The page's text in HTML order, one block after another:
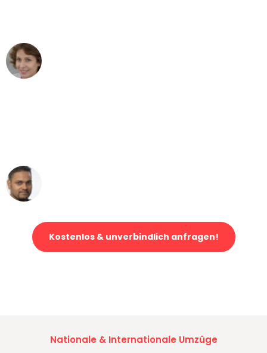
Kostenlos & unverbindlich anfragen!
Nationale & Internationale Umzüge